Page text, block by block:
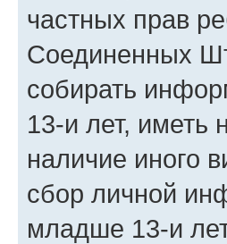
частных прав
Соединенных
собирать
13-и лет, иметь
наличие иного
сбор личной
младше 13-и